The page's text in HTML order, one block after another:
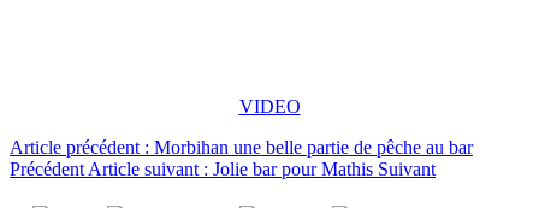
VIDEO
Article précédent : Morbihan une belle partie de pêche au bar
Précédent Article suivant : Jolie bar pour Mathis Suivant